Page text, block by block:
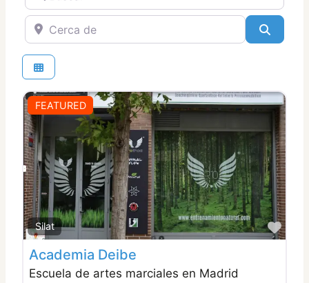
Cerca de
FEATURED
Silat
Academia Deibe
Escuela de artes marciales en Madrid